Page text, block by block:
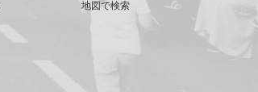
地図で検索